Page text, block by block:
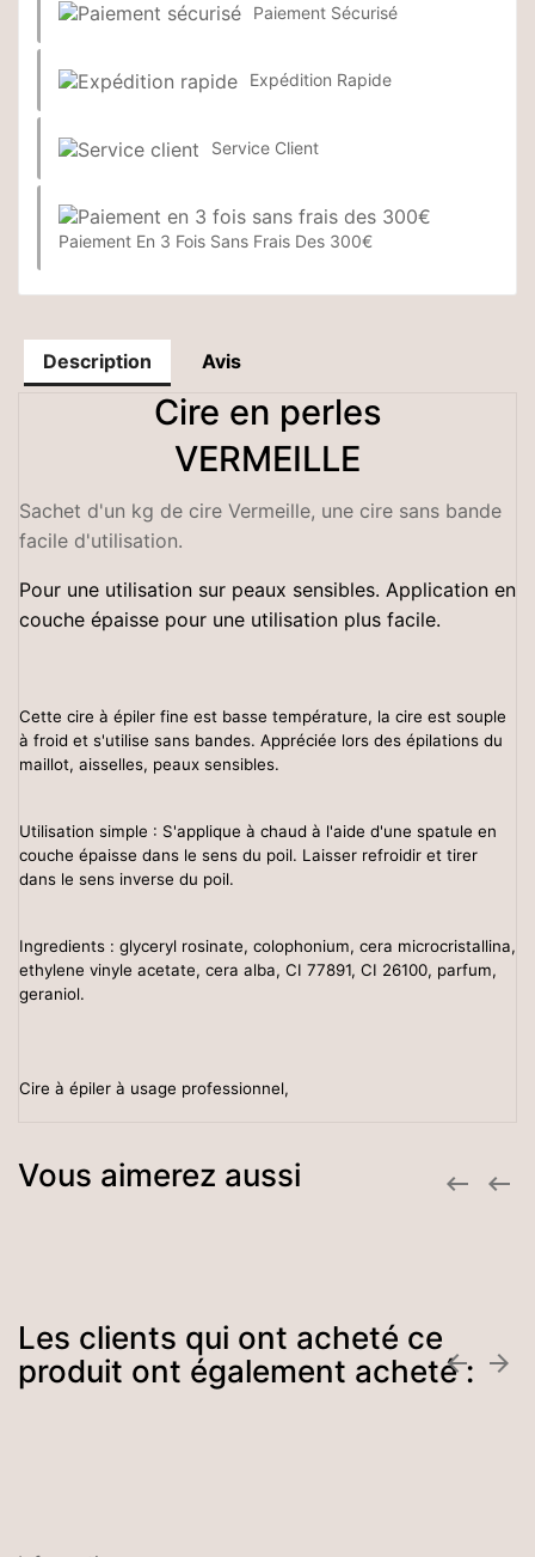
Paiement Sécurisé
Expédition Rapide
Service Client
Paiement En 3 Fois Sans Frais Des 300€
Description Avis
Cire en perles
VERMEILLE
Sachet d'un kg de cire Vermeille, une cire sans bande
facile d'utilisation.
Pour une utilisation sur peaux sensibles. Application en
couche épaisse pour une utilisation plus facile.
Cette cire à épiler fine est basse température, la cire est souple
à froid et s'utilise sans bandes. Appréciée lors des épilations du
maillot, aisselles, peaux sensibles.
Utilisation simple : S'applique à chaud à l'aide d'une spatule en
couche épaisse dans le sens du poil. Laisser refroidir et tirer
dans le sens inverse du poil.
Ingredients : glyceryl rosinate, colophonium, cera microcristallina,
ethylene vinyle acetate, cera alba, CI 77891, CI 26100, parfum,
geraniol.
Cire à épiler à usage professionnel,
Vous aimerez aussi  
Les clients qui ont acheté ce
produit ont également acheté :
 